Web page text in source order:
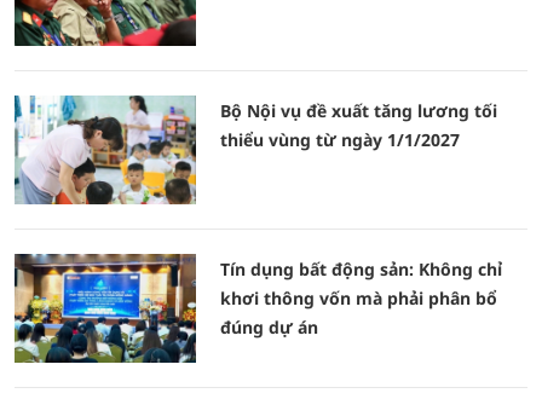
Bộ Nội vụ đề xuất tăng lương tối
thiểu vùng từ ngày 1/1/2027
Tín dụng bất động sản: Không chỉ
khơi thông vốn mà phải phân bổ
đúng dự án